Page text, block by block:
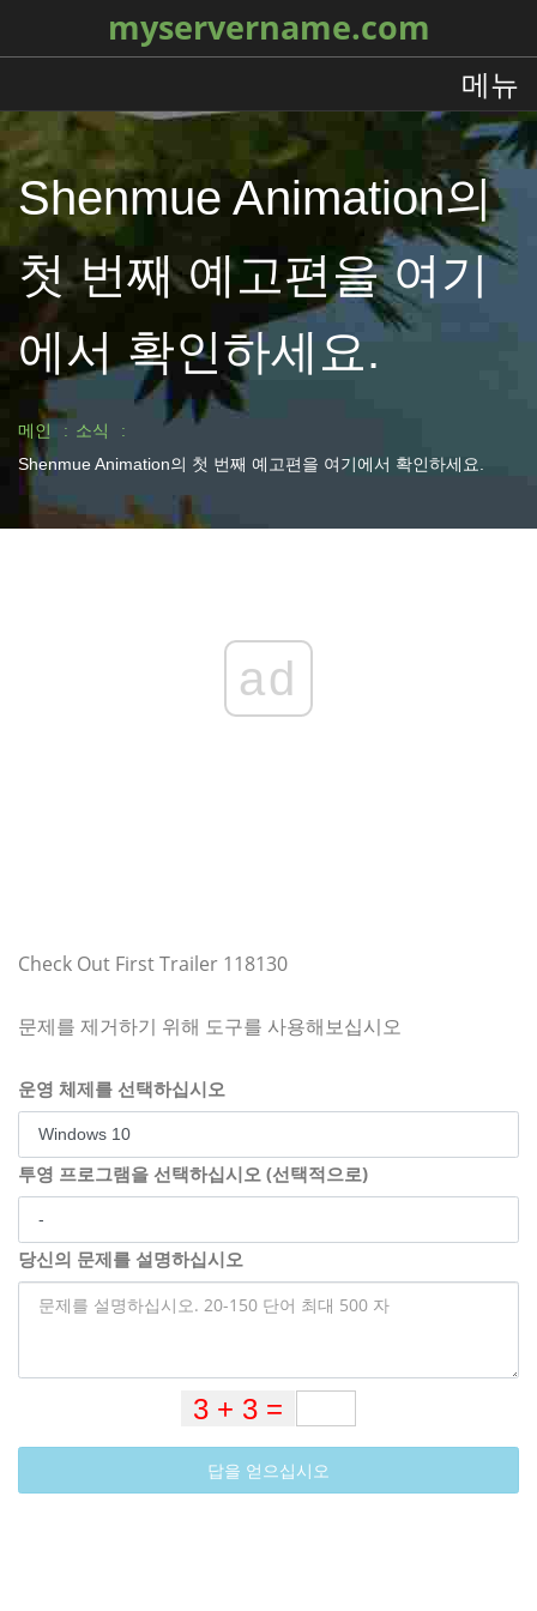
myservername.com
메뉴
Shenmue Animation의
첫 번째 예고편을 여기
에서 확인하세요.
메인
소식
Shenmue Animation의 첫 번째 예고편을 여기에서 확인하세요.
ad
Check Out First Trailer 118130
문제를 제거하기 위해 도구를 사용해보십시오
운영 체제를 선택하십시오
투영 프로그램을 선택하십시오 (선택적으로)
당신의 문제를 설명하십시오
답을 얻으십시오